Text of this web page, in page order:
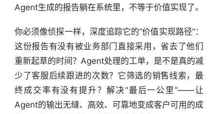
Agent生成的报告躺在系统里，不等于价值实现了。
你必须像侦探一样，深度追踪它的“价值实现路径”：
这份报告有没有被业务部门直接采用，省去了他们
重新起草的时间？Agent处理的工单，是不是真的减
少了客服后续跟进的次数？它筛选的销售线索，最
终成交率有没有提升？解决“最后一公里”——让
Agent的输出无缝、高效、可靠地变成客户可用的成